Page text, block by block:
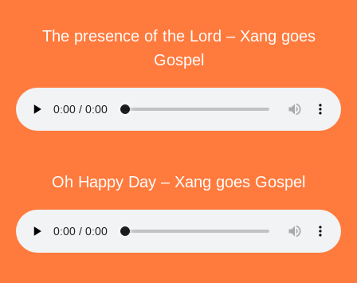
The presence of the Lord – Xang goes
Gospel
Oh Happy Day – Xang goes Gospel